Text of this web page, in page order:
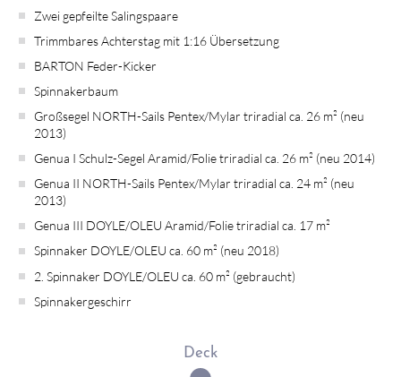
Zwei gepfeilte Salingspaare
Trimmbares Achterstag mit 1:16 Übersetzung
BARTON Feder-Kicker
Spinnakerbaum
Großsegel NORTH-Sails Pentex/Mylar triradial ca. 26 m² (neu
2013)
Genua I Schulz-Segel Aramid/Folie triradial ca. 26 m² (neu 2014)
Genua II NORTH-Sails Pentex/Mylar triradial ca. 24 m² (neu
2013)
Genua III DOYLE/OLEU Aramid/Folie triradial ca. 17 m²
Spinnaker DOYLE/OLEU ca. 60 m² (neu 2018)
2. Spinnaker DOYLE/OLEU ca. 60 m² (gebraucht)
Spinnakergeschirr
Deck